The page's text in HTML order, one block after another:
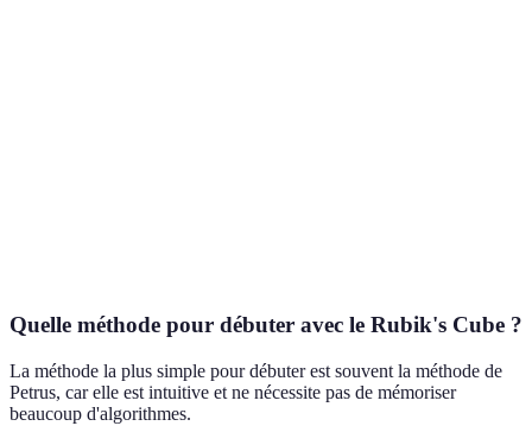
Quelle méthode pour débuter avec le Rubik's Cube ?
La méthode la plus simple pour débuter est souvent la méthode de
Petrus, car elle est intuitive et ne nécessite pas de mémoriser
beaucoup d'algorithmes.